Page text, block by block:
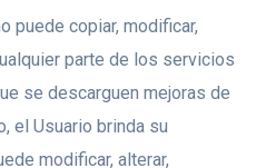
puede copiar, modificar,
parte de los servicios
se descarguen mejoras de
el Usuario brinda su
modificar, alterar,